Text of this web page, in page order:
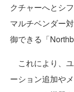
クチャーへとシ
マルチベンダー
御できる「
これにより、
ーション追加や